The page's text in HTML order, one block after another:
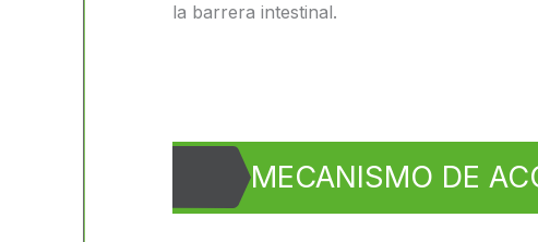
la barrera intestinal.
MECANISMO DE